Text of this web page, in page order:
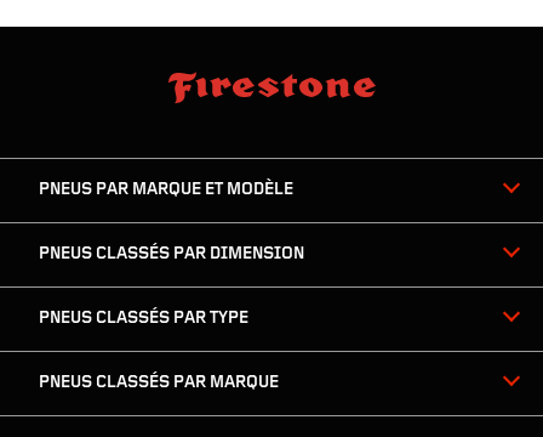
du
PNEUS PAR MARQUE ET MODÈLE
PNEUS CLASSÉS PAR DIMENSION
PNEUS CLASSÉS PAR TYPE
PNEUS CLASSÉS PAR MARQUE